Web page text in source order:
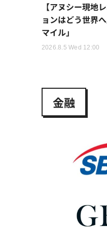
【アヌシー現地
ョンはどう世界
マイル」
2026.8.5 Wed 12:00
金融